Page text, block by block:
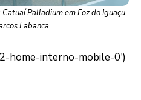
Palladium em Foz do Iguaçu.
Labanca.